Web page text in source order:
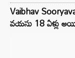
Vaibhav
వయసు 18 ఏళ్లు